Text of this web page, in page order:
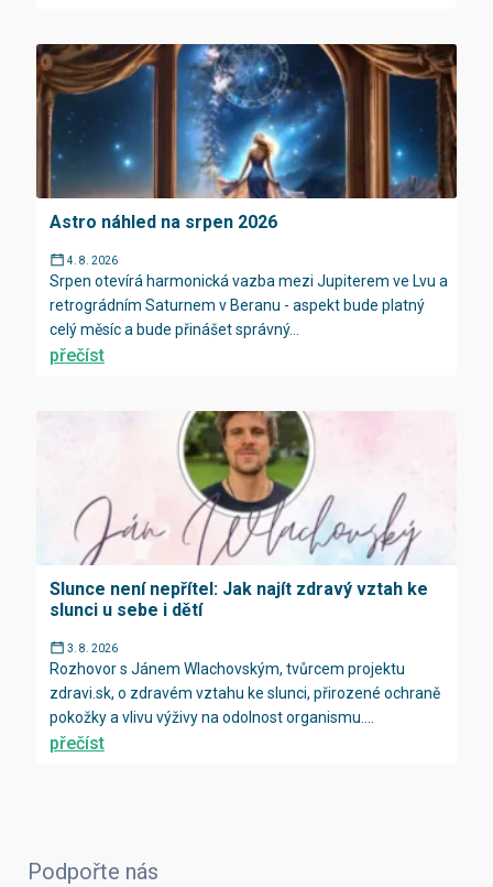
Astro náhled na srpen 2026
4. 8. 2026
Srpen otevírá harmonická vazba mezi Jupiterem ve Lvu a
retrográdním Saturnem v Beranu - aspekt bude platný
celý měsíc a bude přinášet správný...
přečíst
Slunce není nepřítel: Jak najít zdravý vztah ke
slunci u sebe i dětí
3. 8. 2026
Rozhovor s Jánem Wlachovským, tvůrcem projektu
zdravi.sk, o zdravém vztahu ke slunci, přirozené ochraně
pokožky a vlivu výživy na odolnost organismu....
přečíst
Podpořte nás